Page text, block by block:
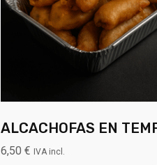
ALCACHOFAS EN
6,50€ IVA incl.